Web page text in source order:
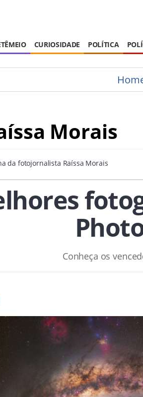
CURIOSIDADE POLÍTICA
Morais
da fotojornalista Raíssa Morais
Conheça os